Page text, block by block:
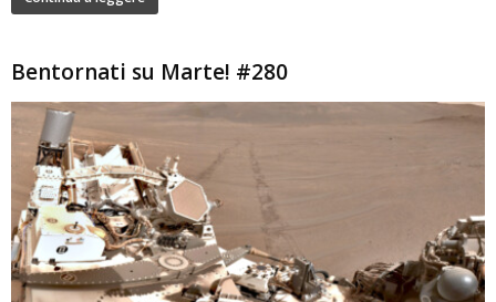
Bentornati su Marte! #280